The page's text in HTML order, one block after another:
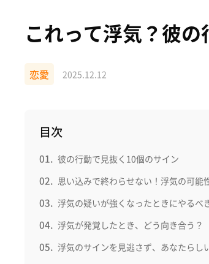
これって浮気？彼
恋愛 2025.12.12
目次
彼の行動で見抜く10個のサイン
思い込みで終わらせない！浮気の可能
浮気の疑いが強くなったときにやるべ
浮気が発覚したとき、どう向き合う？
浮気のサインを見逃さず、あなたらし